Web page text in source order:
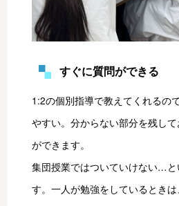
すぐに質問ができる
1:2の個別指導で教えてくれるの
やすい。分からない部分を残し
ができます。
集団授業ではついていけない…と
す。一人が勉強をしているとき